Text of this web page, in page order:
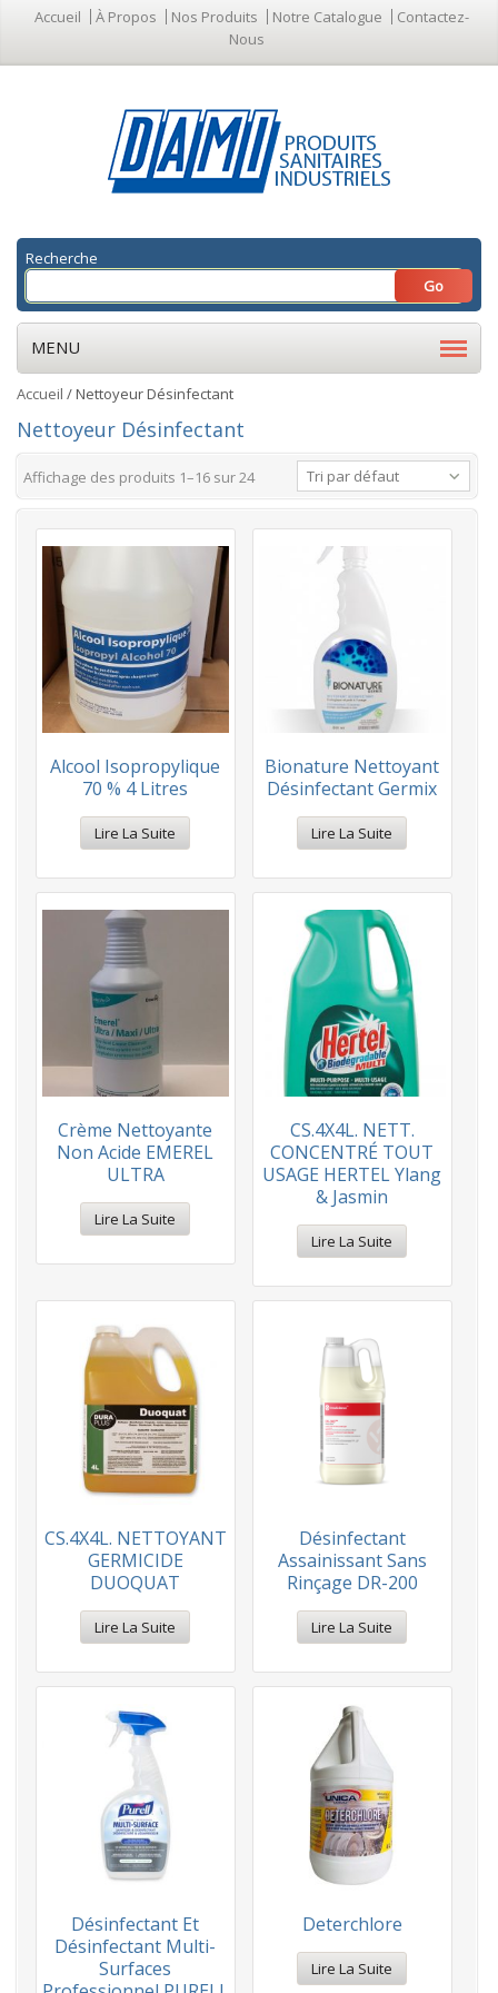
Accueil À Propos Nos Produits Notre Catalogue
Contactez-
Nous
Recherche
MENU
Accueil / Nettoyeur Désinfectant
Nettoyeur Désinfectant
Tri par défaut
Affichage des produits 1–16 sur 24
Alcool Isopropylique
70 % 4 Litres
Lire La Suite
Bionature Nettoyant
Désinfectant Germix
Lire La Suite
Crème Nettoyante
Non Acide EMEREL
ULTRA
Lire La Suite
CS.4X4L. NETT.
CONCENTRÉ TOUT
USAGE HERTEL Ylang
& Jasmin
Lire La Suite
CS.4X4L. NETTOYANT
GERMICIDE
DUOQUAT
Lire La Suite
Désinfectant
Assainissant Sans
Rinçage DR-200
Lire La Suite
Désinfectant Et
Désinfectant Multi-
Surfaces
Deterchlore
Lire La Suite